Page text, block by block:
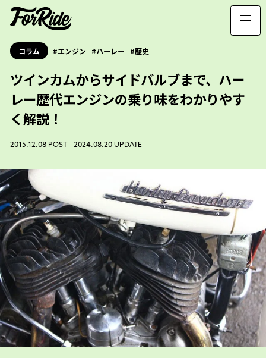
コラム エンジン ハーレー 歴史
ツインカムからサイドバルブまで、ハー
レー歴代エンジンの乗り味をわかりやす
く解説！
2015.12.08 POST 2024.08.20 UPDATE